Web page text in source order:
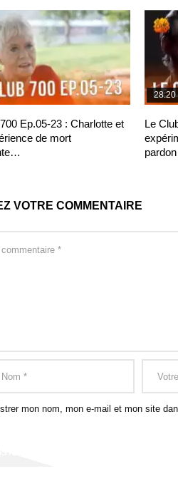
Ep.05-23 : Charlotte et
de mort
28:20
Le
VOTRE COMMENTAIRE
mon nom, mon e-mail et mon site